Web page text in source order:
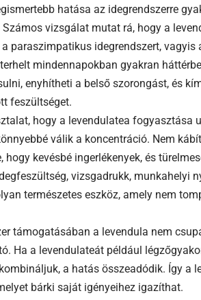
hatása az idegrendszerre
vizsgálat mutat rá, hogy a
paraszimpatikus idegrendszert, vagyis
mindennapokban gyakran
enyhítheti a belső szorongást, és
feszültséget.
hogy a levendulatea fogyasztása
válik a koncentráció. Nem
hogy kevésbé ingerlékenyek, és
vizsgadrukk, munkahelyi
természetes eszköz, amely nem
támogatásában a levendula nem
Ha a levendulateát például
a hatás összeadódik. Így a
bárki saját igényeihez igazíthat.